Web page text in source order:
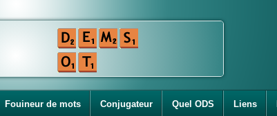
Fouineur de mots Conjugateur Quel ODS Liens